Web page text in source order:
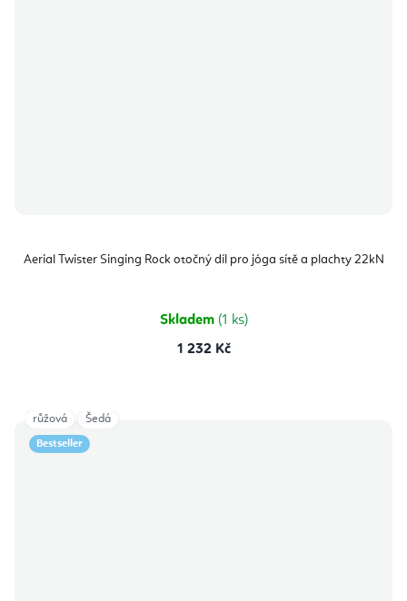
Aerial Twister Singing Rock otočný díl pro jóga sítě a plachty 22kN
Skladem (1 ks)
1 232 Kč
Bestseller
růžová Šedá